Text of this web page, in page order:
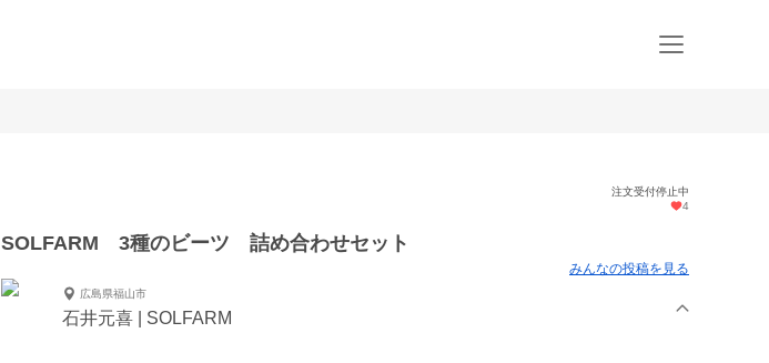
注文受付停止中
4
SOLFARM 3種のビーツ 詰め合わせセット
みんなの投稿を見る
広島県福山市
石井元喜 | SOLFARM